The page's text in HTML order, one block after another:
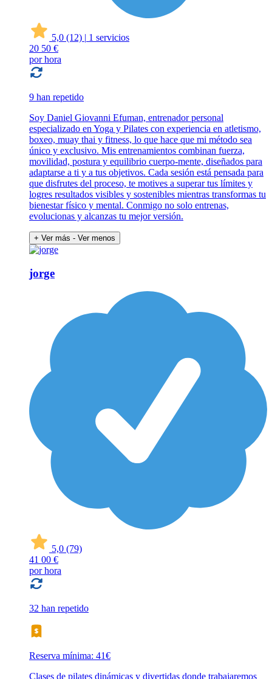
5,0 (12) | 1 servicios
20 50 €
por hora
9 han repetido
Soy Daniel Giovanni Efuman, entrenador personal
especializado en Yoga y Pilates con experiencia en atletismo,
boxeo, muay thai y fitness, lo que hace que mi método sea
único y exclusivo. Mis entrenamientos combinan fuerza,
movilidad, postura y equilibrio cuerpo-mente, diseñados para
adaptarse a ti y a tus objetivos. Cada sesión está pensada para
que disfrutes del proceso, te motives a superar tus límites y
logres resultados visibles y sostenibles mientras transformas tu
bienestar físico y mental. Conmigo no solo entrenas,
evolucionas y alcanzas tu mejor versión.
+ Ver más - Ver menos
jorge
5,0 (79)
41 00 €
por hora
32 han repetido
Reserva mínima: 41€
Clases de pilates dinámicas y divertidas donde trabajaremos